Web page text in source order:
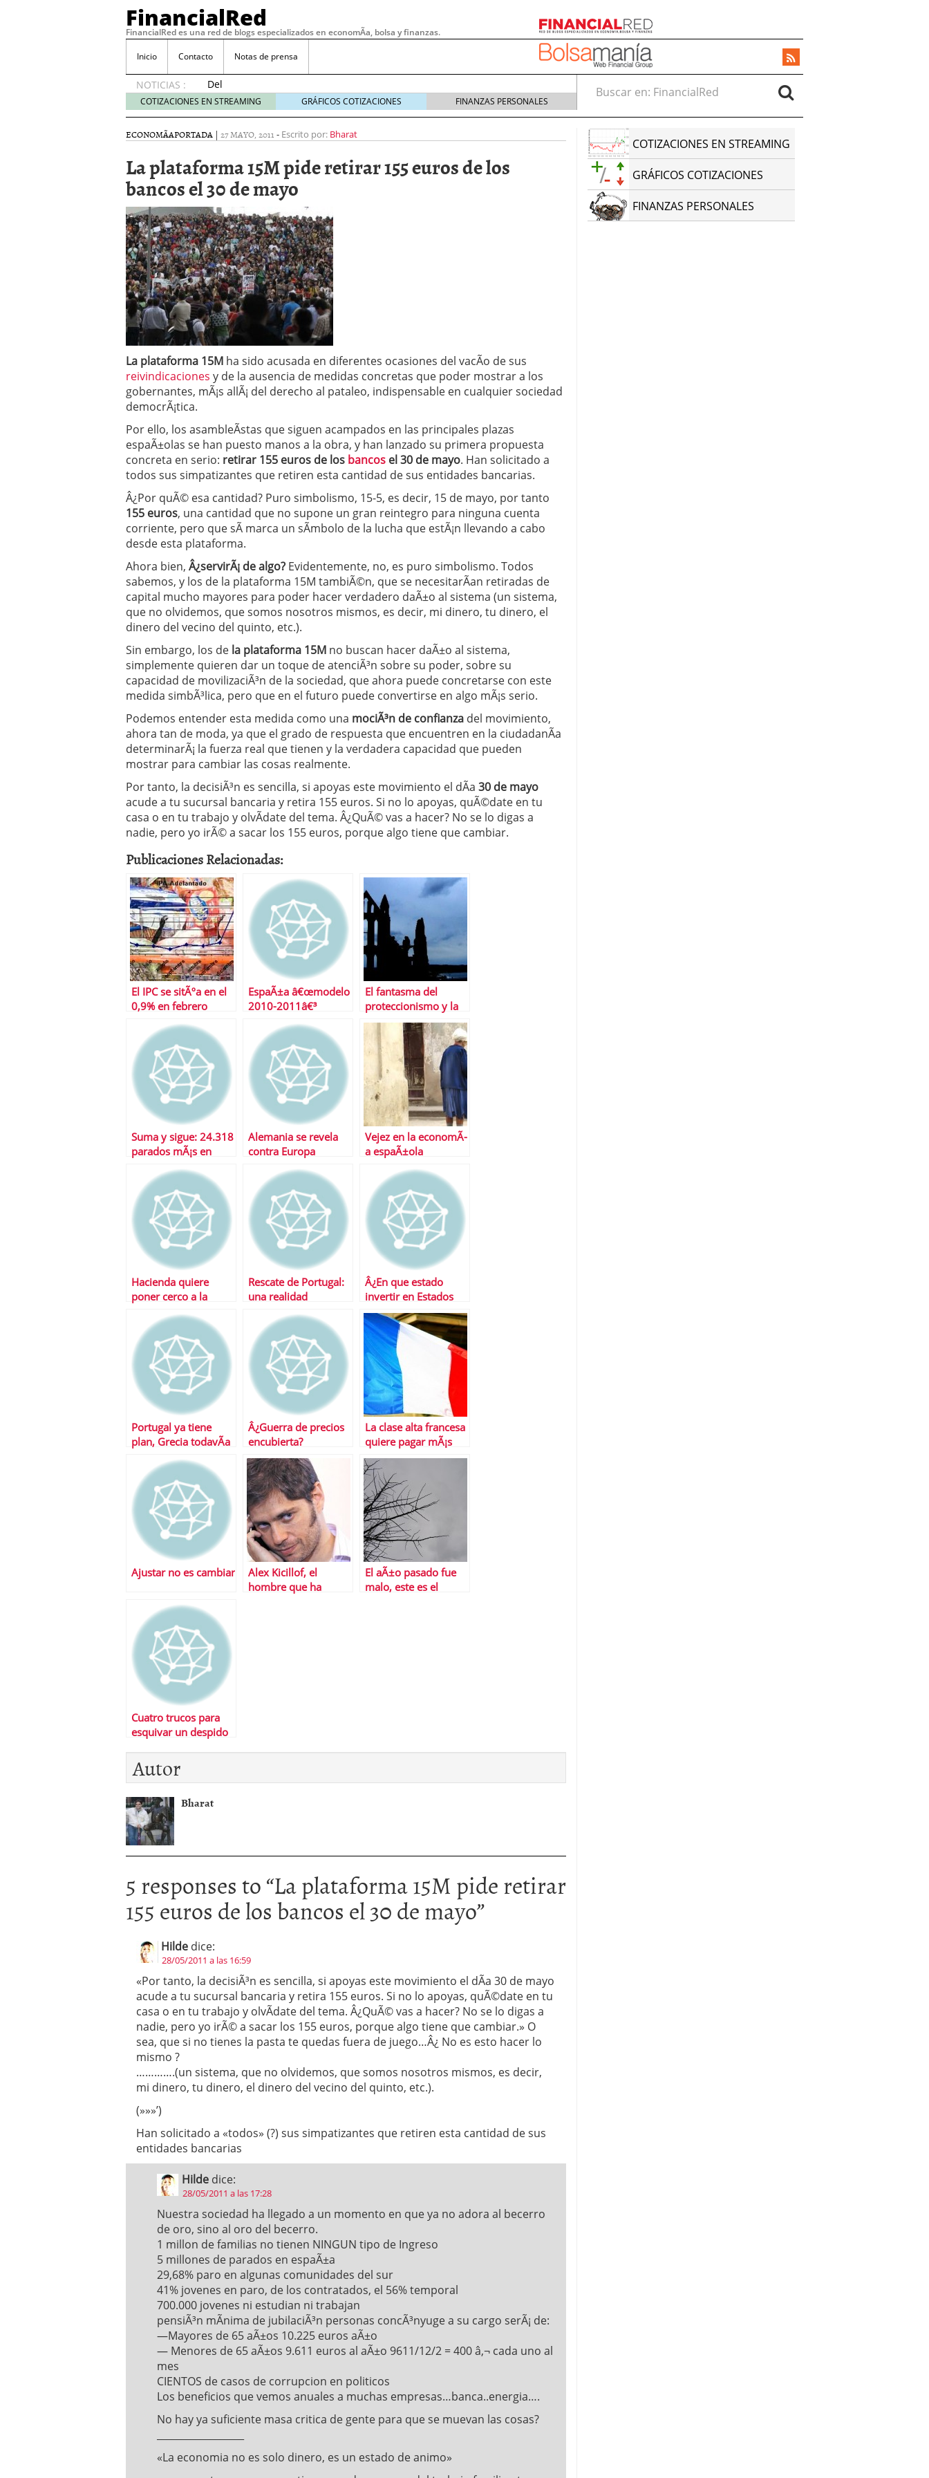
FinancialRed
FinancialRed es una red de blogs especializados en economÃ­a, bolsa y finanzas.
Inicio Contacto Notas de prensa
NOTICIAS :
Del
depósito
a la
cómo
cambiando
gestión
del
ahorro
en
España
05/08/2026
Seguros de convenio en pymes: la obligación que muchas empresas
descubren cuando ya es demasiado tarde
ReseÃ±a de SIFX: Lo Que Deben Saber los Traders Mexicanos Antes de
Operar 29/06/2026
Crear empresa online vs proceso tradicional: ventajas reales para pymes
29/05/2026
CÃ³mo afrontar una baja mÃ©dica cuando trabajas por cuenta propia
26/05/2026
COTIZACIONES EN STREAMING GRÁFICOS COTIZACIONES FINANZAS PERSONALES
Buscar en:
ECONOMÃ­APORTADA | 27 MAYO, 2011 - Escrito por: Bharat
La plataforma 15M pide retirar 155 euros de los
bancos el 30 de mayo
La plataforma 15M ha sido acusada en diferentes ocasiones del vacÃ­o de sus
reivindicaciones y de la ausencia de medidas concretas que poder mostrar a los
gobernantes, mÃ¡s allÃ¡ del derecho al pataleo, indispensable en cualquier sociedad
democrÃ¡tica.
Por ello, los asambleÃ­stas que siguen acampados en las principales plazas
espaÃ±olas se han puesto manos a la obra, y han lanzado su primera propuesta
concreta en serio: retirar 155 euros de los bancos el 30 de mayo. Han solicitado a
todos sus simpatizantes que retiren esta cantidad de sus entidades bancarias.
Â¿Por quÃ© esa cantidad? Puro simbolismo, 15-5, es decir, 15 de mayo, por tanto
155 euros, una cantidad que no supone un gran reintegro para ninguna cuenta
corriente, pero que sÃ­ marca un sÃ­mbolo de la lucha que estÃ¡n llevando a cabo
desde esta plataforma.
Ahora bien, Â¿servirÃ¡ de algo? Evidentemente, no, es puro simbolismo. Todos
sabemos, y los de la plataforma 15M tambiÃ©n, que se necesitarÃ­an retiradas de
capital mucho mayores para poder hacer verdadero daÃ±o al sistema (un sistema,
que no olvidemos, que somos nosotros mismos, es decir, mi dinero, tu dinero, el
dinero del vecino del quinto, etc.).
Sin embargo, los de la plataforma 15M no buscan hacer daÃ±o al sistema,
simplemente quieren dar un toque de atenciÃ³n sobre su poder, sobre su
capacidad de movilizaciÃ³n de la sociedad, que ahora puede concretarse con este
medida simbÃ³lica, pero que en el futuro puede convertirse en algo mÃ¡s serio.
Podemos entender esta medida como una mociÃ³n de confianza del movimiento,
ahora tan de moda, ya que el grado de respuesta que encuentren en la ciudadanÃ­a
determinarÃ¡ la fuerza real que tienen y la verdadera capacidad que pueden
mostrar para cambiar las cosas realmente.
Por tanto, la decisiÃ³n es sencilla, si apoyas este movimiento el dÃ­a 30 de mayo
acude a tu sucursal bancaria y retira 155 euros. Si no lo apoyas, quÃ©date en tu
casa o en tu trabajo y olvÃ­date del tema. Â¿QuÃ© vas a hacer? No se lo digas a
nadie, pero yo irÃ© a sacar los 155 euros, porque algo tiene que cambiar.
Publicaciones Relacionadas:
El IPC se sitÃºa en el
0,9% en febrero
EspaÃ±a â€œmodelo
2010-2011â€³
El fantasma del
proteccionismo y la
guerra de divisas
Suma y sigue: 24.318
parados mÃ¡s en
Alemania se revela
contra Europa
Vejez en la economÃ­
a espaÃ±ola
Hacienda quiere
poner cerco a la
sumergida
Rescate de Portugal:
una realidad
Â¿En que estado
invertir en Estados
Unidos?
Portugal ya tiene
plan, Grecia todavÃ­a
Â¿Guerra de precios
encubierta?
La clase alta francesa
quiere pagar mÃ¡s
impuestos
Ajustar no es cambiar
Alex Kicillof, el
hombre que ha
El aÃ±o pasado fue
malo, este es el
Cuatro trucos para
esquivar un despido
Autor
Bharat
5 responses to “La plataforma 15M pide retirar
155 euros de los bancos el 30 de mayo”
Hilde dice:
28/05/2011 a las 16:59
«Por tanto, la decisiÃ³n es sencilla, si apoyas este movimiento el dÃ­a 30 de mayo
acude a tu sucursal bancaria y retira 155 euros. Si no lo apoyas, quÃ©date en tu
casa o en tu trabajo y olvÃ­date del tema. Â¿QuÃ© vas a hacer? No se lo digas a
nadie, pero yo irÃ© a sacar los 155 euros, porque algo tiene que cambiar.» O
sea, que si no tienes la pasta te quedas fuera de juego…Â¿ No es esto hacer lo
mismo ?
………….(un sistema, que no olvidemos, que somos nosotros mismos, es decir,
mi dinero, tu dinero, el dinero del vecino del quinto, etc.).
(»»»’)
Han solicitado a «todos» (?) sus simpatizantes que retiren esta cantidad de sus
entidades bancarias
Hilde dice:
28/05/2011 a las 17:28
Nuestra sociedad ha llegado a un momento en que ya no adora al becerro
de oro, sino al oro del becerro.
1 millon de familias no tienen NINGUN tipo de Ingreso
5 millones de parados en espaÃ±a
29,68% paro en algunas comunidades del sur
41% jovenes en paro, de los contratados, el 56% temporal
700.000 jovenes ni estudian ni trabajan
pensiÃ³n mÃ­nima de jubilaciÃ³n personas concÃ³nyuge a su cargo serÃ¡ de:
—Mayores de 65 aÃ±os 10.225 euros aÃ±o
— Menores de 65 aÃ±os 9.611 euros al aÃ±o 9611/12/2 = 400 â‚¬ cada uno al
mes
CIENTOS de casos de corrupcion en politicos
Los beneficios que vemos anuales a muchas empresas…banca..energia….
No hay ya suficiente masa critica de gente para que se muevan las cosas?
«La economia no es solo dinero, es un estado de animo»
COTIZACIONES EN STREAMING
GRÁFICOS COTIZACIONES
FINANZAS PERSONALES